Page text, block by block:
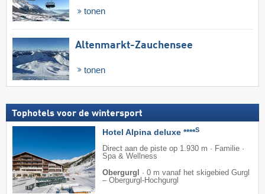
tonen
Altenmarkt-Zauchensee
tonen
Tophotels voor de wintersport
Hotel Alpina deluxe ****S
Direct aan de piste op 1.930 m · Familie ·
Spa & Wellness
Obergurgl
· 0 m vanaf het skigebied Gurgl
– Obergurgl-Hochgurgl